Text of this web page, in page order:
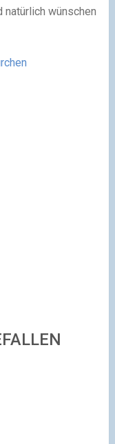
natürlich wünschen